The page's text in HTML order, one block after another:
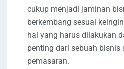
cukup menjadi jaminan
berkembang sesuai
hal yang harus dilakukan
penting dari sebuah bisnis
pemasaran.